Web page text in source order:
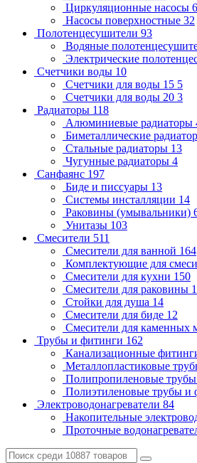
Циркуляционные насосы
Насосы поверхностные 32
Полотенцесушители 93
Водяные
Электрические
Счетчики воды 10
Счетчики для воды 15 5
Счетчики для воды 20 3
Радиаторы 118
Алюминиевые радиаторы
Биметаллические
Стальные радиаторы 13
Чугунные радиаторы 4
Санфаянс 197
Биде и писсуары 13
Системы инсталляции 14
Раковины (умывальники)
Унитазы 103
Смесители 511
Смесители для ванной 164
Комплектующие для
Смесители для кухни 150
Смесители для раковины
Стойки для душа 14
Смесители для биде 12
Смесители для каменных
Трубы и фитинги 162
Канализационные
Металлопластиковые
Полипропиленовые
Полиэтиленовые трубы и
Электроводонагреватели 84
Накопительные
Проточные